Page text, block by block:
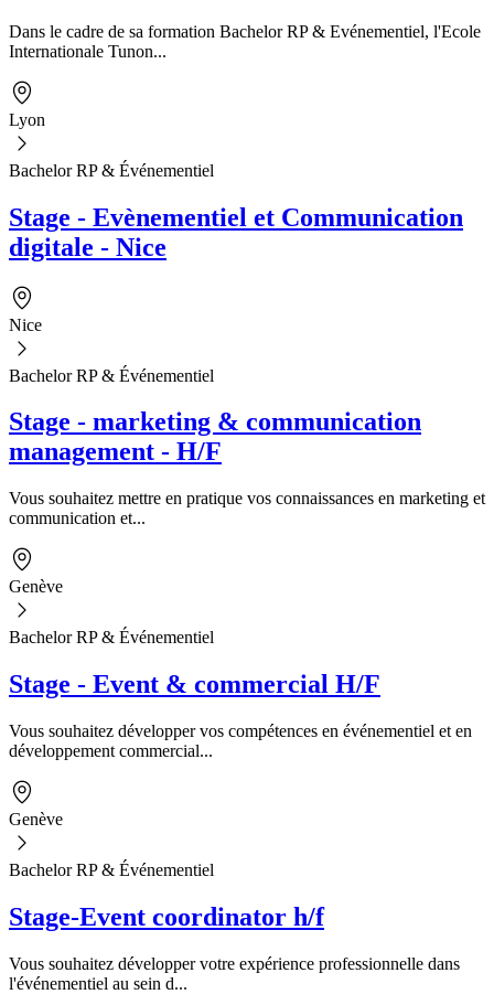
Dans le cadre de sa formation Bachelor RP & Evénementiel, l'Ecole
Internationale Tunon...
Lyon
Bachelor RP & Événementiel
Stage - Evènementiel et Communication
digitale - Nice
Nice
Bachelor RP & Événementiel
Stage - marketing & communication
management - H/F
Vous souhaitez mettre en pratique vos connaissances en marketing et
communication et...
Genève
Bachelor RP & Événementiel
Stage - Event & commercial H/F
Vous souhaitez développer vos compétences en événementiel et en
développement commercial...
Genève
Bachelor RP & Événementiel
Stage-Event coordinator h/f
Vous souhaitez développer votre expérience professionnelle dans
l'événementiel au sein d...